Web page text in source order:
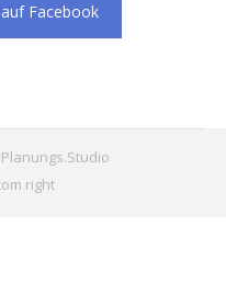
Facebook
right